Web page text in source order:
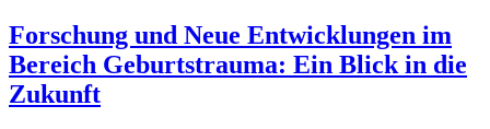
Forschung und Neue Entwicklungen im
Bereich Geburtstrauma: Ein Blick in die
Zukunft